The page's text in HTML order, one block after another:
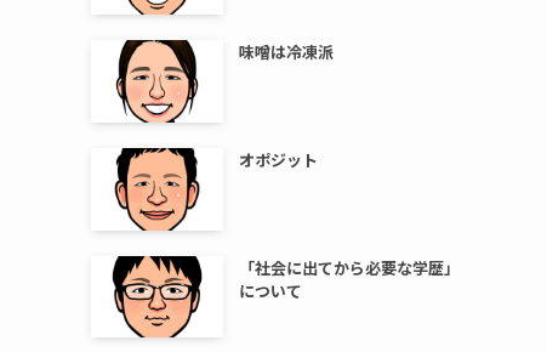
味噌は冷凍派
オポジット
「社会に出てから必要な学歴」
について